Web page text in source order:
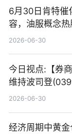
6月30日肯特催
容，油服概念热
2026-06-30
今日视点:【券
维持波司登
指其业绩高质量
2026-06-30
经济周期中黄